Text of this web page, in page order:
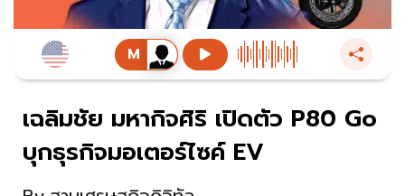
เฉลิมชัย มหากิจศิริ เปิดตัว P80 Go
บุกธุรกิจมอเตอร์ไซค์ EV